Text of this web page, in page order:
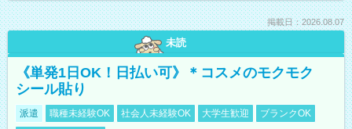
掲載日：2026.08.07
未読
《単発1日OK！日払い可》＊コスメのモクモク
シール貼り
派遣 職種未経験OK 社会人未経験OK 大学生歓迎
ブランクOK